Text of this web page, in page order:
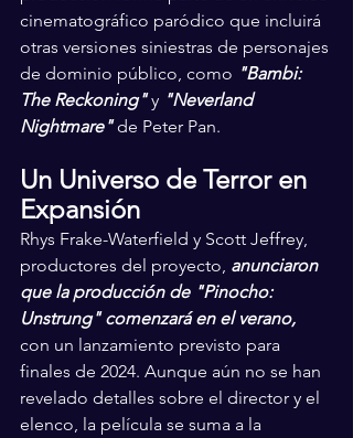
cinematográfico paródico que incluirá
otras versiones siniestras de personajes
de dominio público, como "Bambi:
The Reckoning" y "Neverland
Nightmare" de Peter Pan.
Un Universo de Terror en
Expansión
Rhys Frake-Waterfield y Scott Jeffrey,
productores del proyecto, anunciaron
que la producción de "Pinocho:
Unstrung" comenzará en el verano,
con un lanzamiento previsto para
finales de 2024. Aunque aún no se han
revelado detalles sobre el director y el
elenco, la película se suma a la